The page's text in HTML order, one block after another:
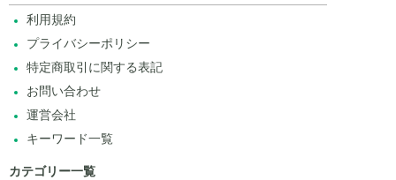
利用規約
プライバシーポリシー
特定商取引に関する表記
お問い合わせ
運営会社
キーワード一覧
カテゴリー一覧